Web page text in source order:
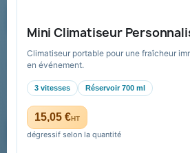
Mini Climatiseur
Climatiseur portable pour une fraîcheur
en événement.
3 vitesses Réservoir 700 ml
15,05 €HT
dégressif selon la quantité
Recevez nos offres spéciales